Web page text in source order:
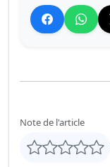
Note de l'article